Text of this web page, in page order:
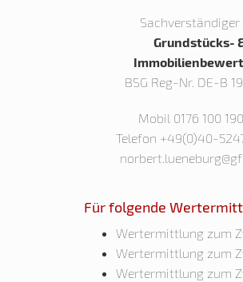
Grundstücks-
BSG Reg-Nr. DE-B
Mobil 0176 100
Telefon +49(0)40-
Für folgende
Wertermittlung zum
Wertermittlung zum
Wertermittlung zum